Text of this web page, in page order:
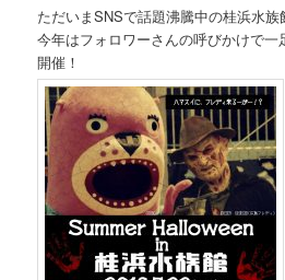
ツ
へ
移
ただいまSNSで話題沸騰中の桂浜水族
今年はフォロワーさんの呼びかけで
開催！